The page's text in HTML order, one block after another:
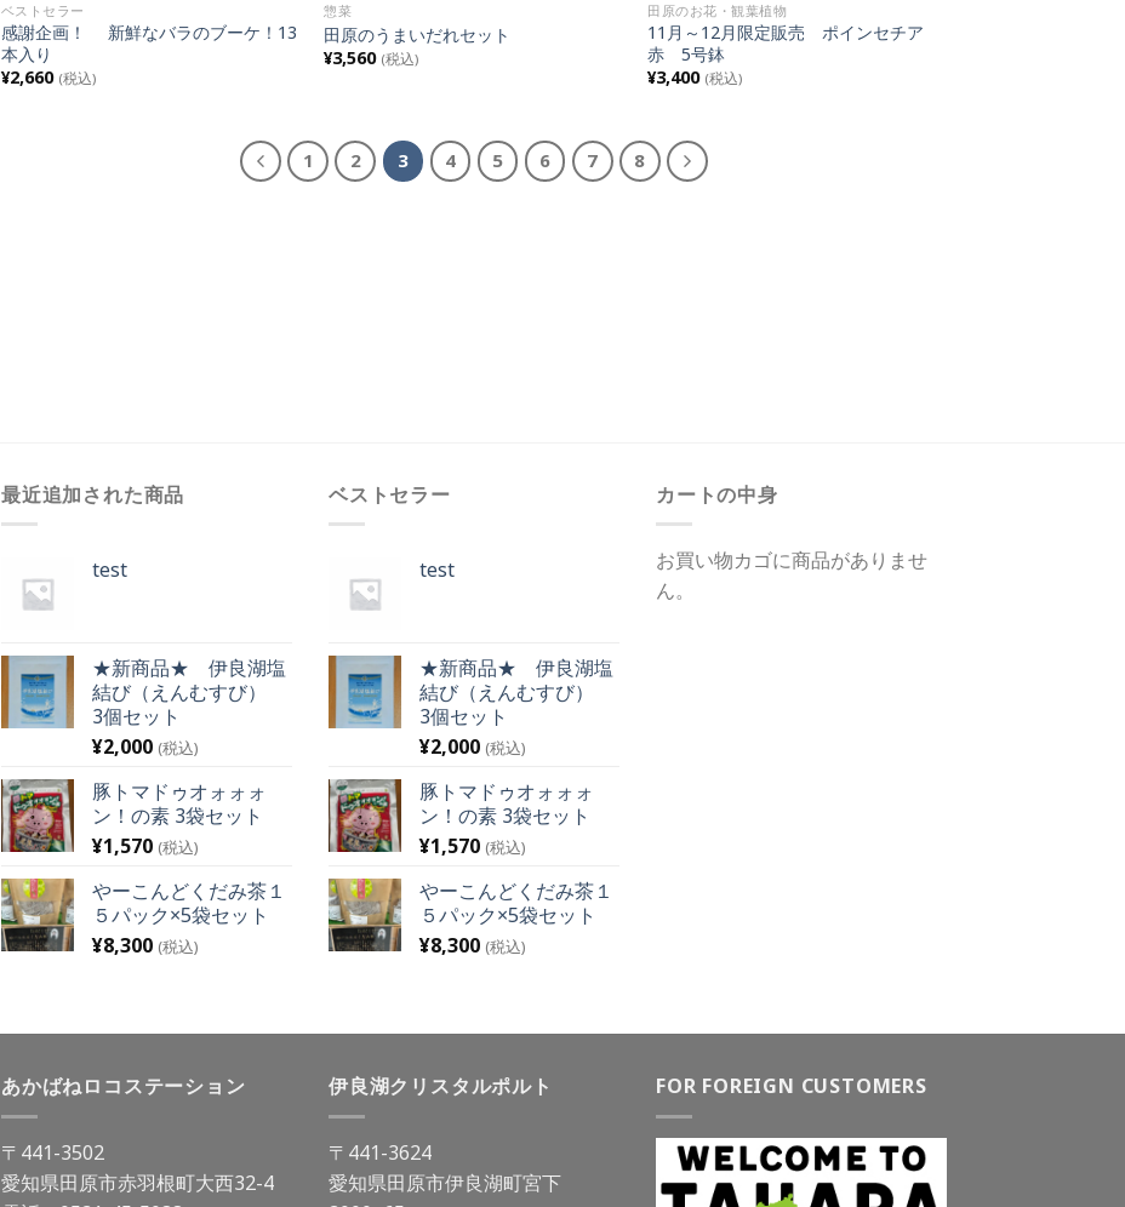
ベストセラー
感謝企画！ 新鮮なバラのブーケ！13
本入り
¥2,660 (税込)
惣菜
田原のうまいだれセット
¥3,560 (税込)
田原のお花・観葉植物
11月～12月限定販売 ポインセチア
赤 5号鉢
¥3,400 (税込)
1 2 3 4 5 6 7 8
最近追加された商品
test
★新商品★ 伊良湖塩
結び（えんむすび）
3個セット
¥2,000 (税込)
豚トマドゥオォォォ
ン！の素 3袋セット
¥1,570 (税込)
やーこんどくだみ茶１
５パック×5袋セット
¥8,300 (税込)
ベストセラー
test
★新商品★ 伊良湖塩
結び（えんむすび）
3個セット
¥2,000 (税込)
豚トマドゥオォォォ
ン！の素 3袋セット
¥1,570 (税込)
やーこんどくだみ茶１
５パック×5袋セット
¥8,300 (税込)
カートの中身
お買い物カゴに商品がありませ
ん。
あかばねロコステーション
〒441-3502
愛知県田原市赤羽根町大西32-4
伊良湖クリスタルポルト
〒441-3624
愛知県田原市伊良湖町宮下
FOR FOREIGN CUSTOMERS